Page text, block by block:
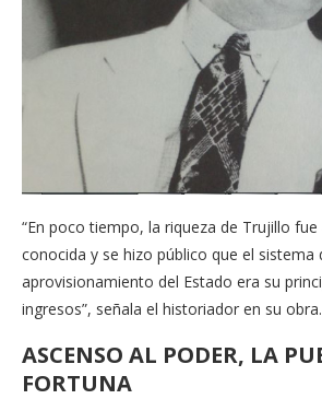
“En poco tiempo, la riqueza de Trujillo
conocida y se hizo público que el sistema
aprovisionamiento del Estado era su
ingresos”, señala el historiador en su obra.
ASCENSO AL PODER, LA
FORTUNA